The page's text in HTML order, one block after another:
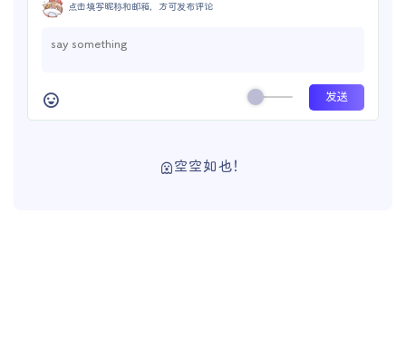
点击填写昵称和邮箱，方可发布评论
空空如也！